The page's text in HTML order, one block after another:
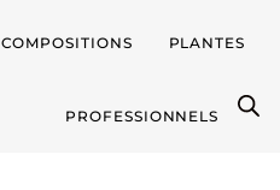
COMPOSITIONS PLANTES
PROFESSIONNELS